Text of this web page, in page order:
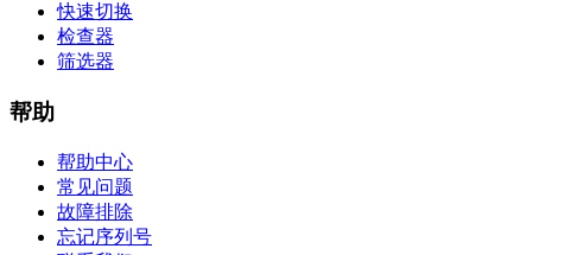
快速切换
检查器
筛选器
帮助
帮助中心
常见问题
故障排除
忘记序列号